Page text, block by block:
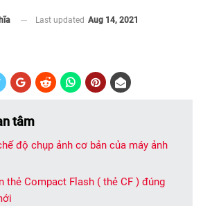
Last updated Aug 14, 2021
tâm
độ chụp ảnh cơ bản của máy ảnh
thẻ Compact Flash ( thẻ CF ) đúng